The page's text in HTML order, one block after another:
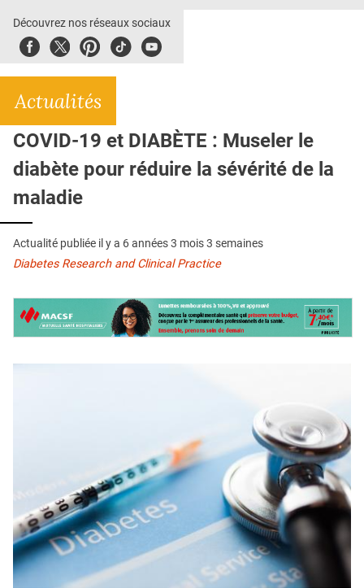
E-REVUE SAD
THÉMA
CRÉDITS
Découvrez nos réseaux sociaux
FacebookTwitterPinterest
TiktokYoubute
Actualités
COVID-19 et DIABÈTE : Museler le
diabète pour réduire la sévérité de la
maladie
Actualité publiée il y a 6 années 3 mois 3 semaines
Diabetes Research and Clinical Practice